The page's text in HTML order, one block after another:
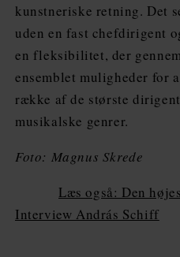
kunstneriske retning. Det
uden en fast chefdirigent
en fleksibilitet, der
ensemblet muligheder for
række af de største
musikalske genrer.
Foto: Magnus Skrede
Læs også: Den
Interview András Schiff